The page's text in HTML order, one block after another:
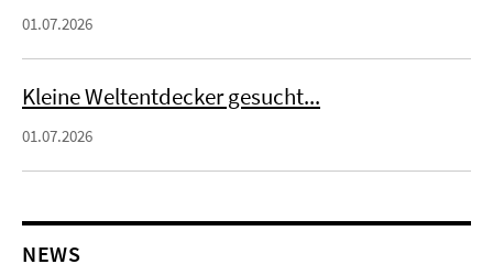
01.07.2026
Kleine Weltentdecker gesucht...
01.07.2026
NEWS